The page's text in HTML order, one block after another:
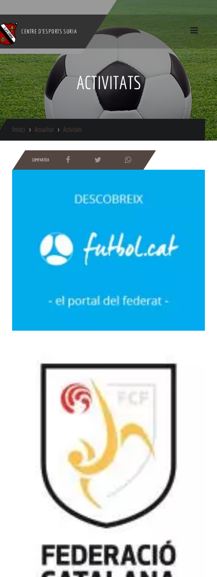
CENTRE D'ESPORTS SURIA
ACTIVITATS
Inici Actualitat Activitats
COMPARTEIX